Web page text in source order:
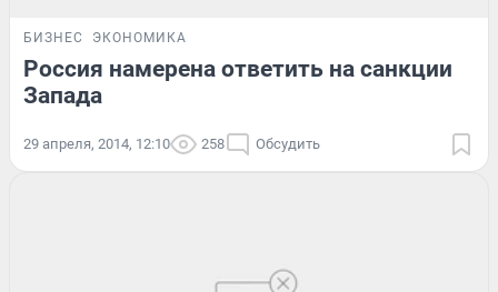
БИЗНЕС ЭКОНОМИКА
Россия намерена ответить на санкции
Запада
29 апреля, 2014, 12:10 258 Обсудить